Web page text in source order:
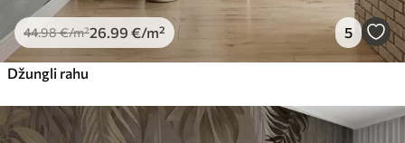
44.98€/m²26 .99 €/m² 5
Džungli rahu